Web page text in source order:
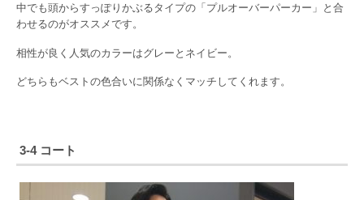
中でも頭からすっぽりかぶるタイプの「プルオーバーパーカー」と合
わせるのがオススメです。
相性が良く人気のカラーはグレーとネイビー。
どちらもベストの色合いに関係なくマッチしてくれます。
3-4 コート